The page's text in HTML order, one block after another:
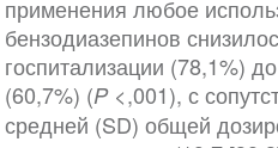
применения любое
бензодиазепинов
госпитализации (78,1%)
(60,7%) (P<,001), с
средней (SD) общей